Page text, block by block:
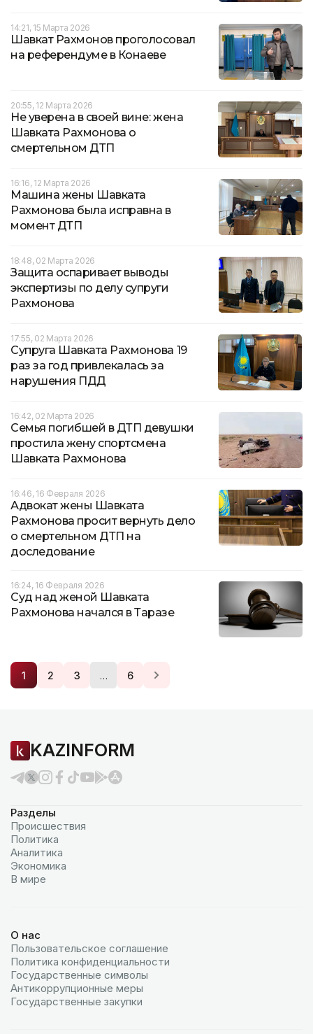
14:21, 15 Марта 2026
Шавкат Рахмонов проголосовал
на референдуме в Конаеве
20:55, 12 Марта 2026
Не уверена в своей вине: жена
Шавката Рахмонова о
смертельном ДТП
16:16, 12 Марта 2026
Машина жены Шавката
Рахмонова была исправна в
момент ДТП
18:48, 02 Марта 2026
Защита оспаривает выводы
экспертизы по делу супруги
Рахмонова
17:55, 02 Марта 2026
Супруга Шавката Рахмонова 19
раз за год привлекалась за
нарушения ПДД
16:42, 02 Марта 2026
Семья погибшей в ДТП девушки
простила жену спортсмена
Шавката Рахмонова
16:46, 16 Февраля 2026
Адвокат жены Шавката
Рахмонова просит вернуть дело
о смертельном ДТП на
доследование
16:24, 16 Февраля 2026
Суд над женой Шавката
Рахмонова начался в Таразе
1 2 3 … 6
KAZINFORM
Разделы
Происшествия
Политика
Аналитика
Экономика
В мире
О нас
Пользовательское соглашение
Политика конфиденциальности
Государственные символы
Антикоррупционные меры
Государственные закупки